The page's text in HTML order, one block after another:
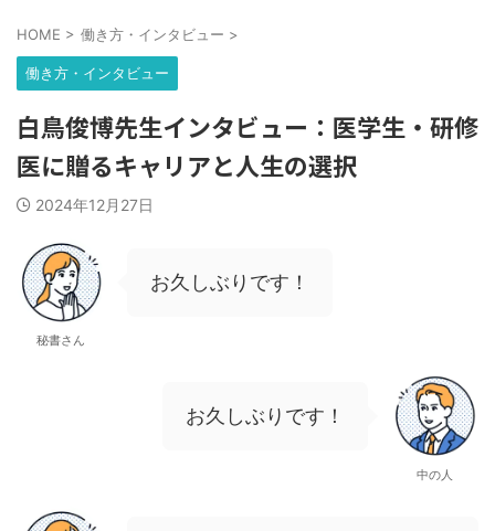
HOME > 働き方・インタビュー >
働き方・インタビュー
白鳥俊博先生インタビュー：医学生・研修
医に贈るキャリアと人生の選択
2024年12月27日
秘書さん
お久しぶりです！
お久しぶりです！
中の人